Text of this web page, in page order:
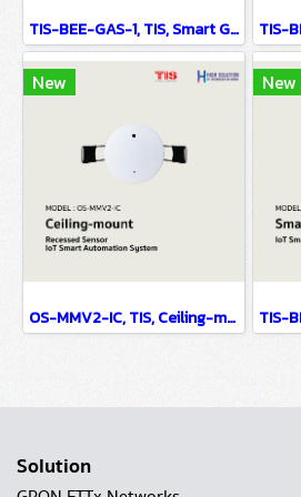
TIS-BEE-GAS-1, TIS, Smart Gas Sensor - IoT Smart Automation System
New
OS-MMV2-IC, TIS, Ceiling-mount Recessed Sensor - IoT Smart Automation System
New
Solution